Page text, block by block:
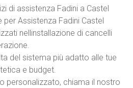
di assistenza Fadini a Castel
Assistenza Fadini Castel
nellinstallazione di cancelli
del sistema più adatto alle tue
e budget.
personalizzato, chiama il nostro